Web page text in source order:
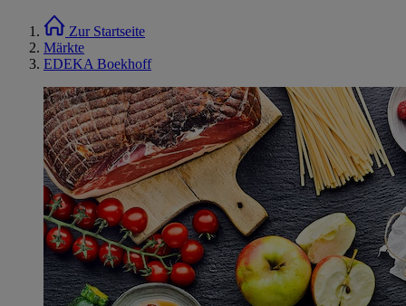
Zur Startseite
Märkte
EDEKA Boekhoff